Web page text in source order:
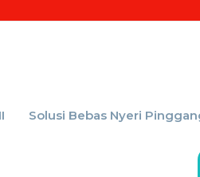
Solusi Bebas Nyeri